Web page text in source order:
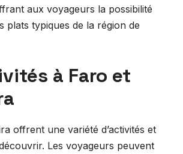
aux voyageurs la possibilité
plats typiques de la région de
à Faro et
offrent une variété d’activités et
Les voyageurs peuvent